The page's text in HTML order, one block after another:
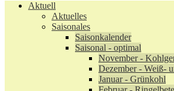
Aktuell
Aktuelles
Saisonales
Saisonkalender
Saisonal - optimal
November -
Dezember - Weiß-
Januar - Grünkohl